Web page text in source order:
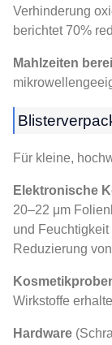
Verhinderung
berichtet 70%
Mahlzeiten
Für kleine,
Elektronische
20–22 μm
und
Reduzierung
Wirkstoffe
Hardware